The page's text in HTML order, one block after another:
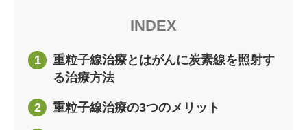
INDEX
1
重粒子線治療とはがんに炭素線を照射す
る治療方法
2 重粒子線治療の3つのメリット